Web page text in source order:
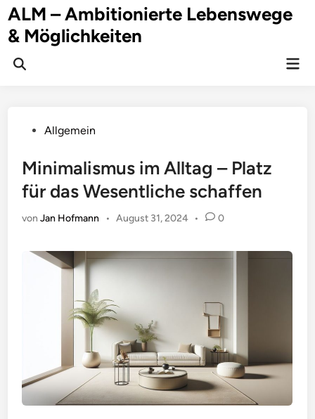
Zum
Inhalt
springen
ALM – Ambitionierte Lebenswege
& Möglichkeiten
Suche
Veröffentlicht
Allgemein
Minimalismus im Alltag – Platz
für das Wesentliche schaffen
vonJan Hofmann • August 31, 2024 • 0